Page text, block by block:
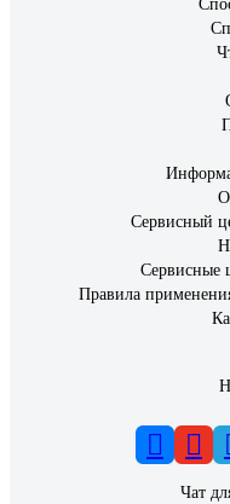
Сервисный
Сервисные
Правила
Чат